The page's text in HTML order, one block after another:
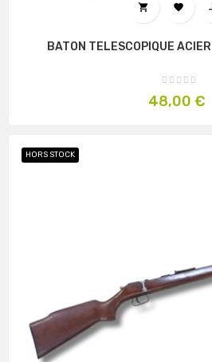
 
BATON TELESCOPIQUE
Prix
48,00 €
HORS STOCK